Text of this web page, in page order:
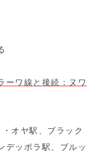
ーワ線と接続：ヌワ
オヤ駅、ブラック
デッポラ駅、ブルッ